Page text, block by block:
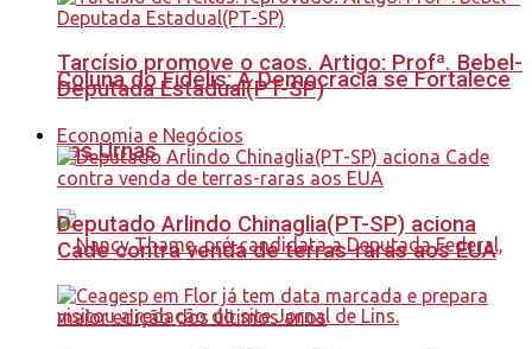
Coluna do Fidélis: A Democracia se Fortalece
nas Urnas
Tarcísio promove o caos. Artigo: Profª. Bebel-
Deputada Estadual(PT-SP)
Economia e Negócios
Deputado Arlindo Chinaglia(PT-SP) aciona
Cade contra venda de terras-raras aos EUA